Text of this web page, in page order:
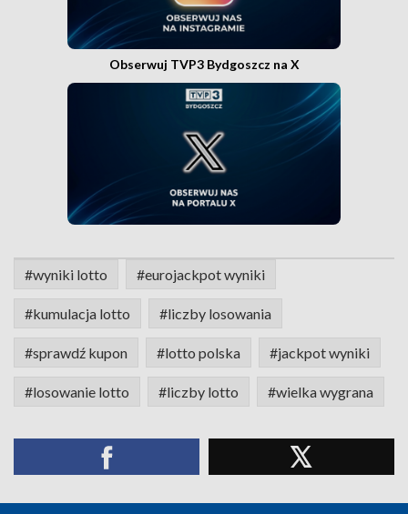
Obserwuj TVP3 Bydgoszcz na X
#wyniki lotto #eurojackpot wyniki
#kumulacja lotto #liczby losowania
#sprawdź kupon #lotto polska #jackpot wyniki
#losowanie lotto #liczby lotto #wielka wygrana